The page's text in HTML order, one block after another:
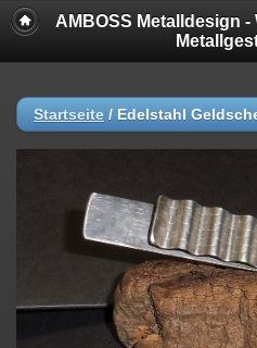
AMBOSS Metalldesign
Startseite / Edelstahl